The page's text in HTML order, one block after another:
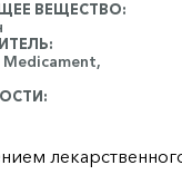
ВЕЩЕСТВО: